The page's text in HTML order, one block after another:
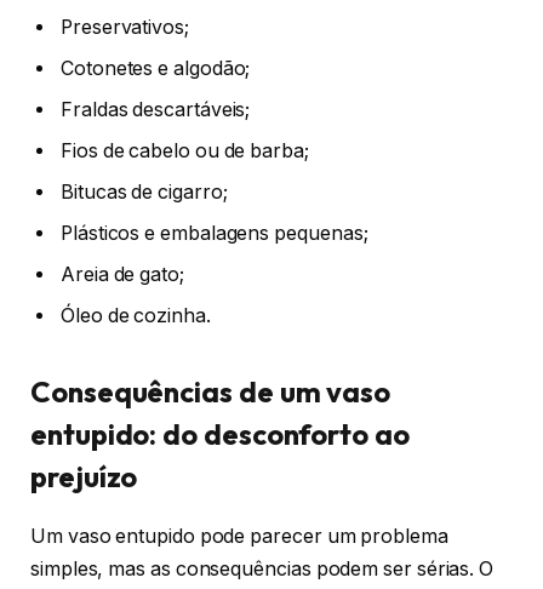
Preservativos;
Cotonetes e algodão;
Fraldas descartáveis;
Fios de cabelo ou de barba;
Bitucas de cigarro;
Plásticos e embalagens pequenas;
Areia de gato;
Óleo de cozinha.
Consequências de um vaso
entupido: do desconforto ao
prejuízo
Um vaso entupido pode parecer um problema
simples, mas as consequências podem ser sérias. O